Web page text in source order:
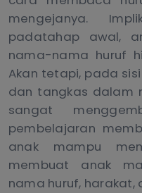
mengejanya.
padatahap awal,
nama-nama huruf
Akan tetapi, pada
dan tangkas dalam
sangat
pembelajaran
anak mampu
membuat anak
nama huruf,